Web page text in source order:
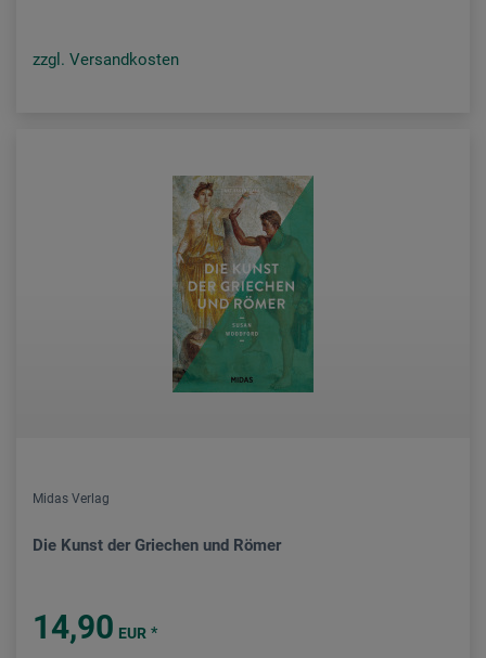
zzgl. Versandkosten
Midas Verlag
Die Kunst der Griechen und Römer
14,90 EUR *